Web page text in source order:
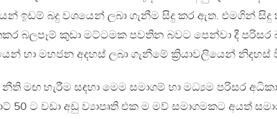
ඉඩම් බදු වශයෙන් ලබා ගැනීම සිදු කර ඇත. එමගින්
බලපෑම් කුඩා මට්ටමක පවතින බවට පෙන්වා දී පරිසර
හා මහජන අදහස් ලබා ගැනීමේ ක්‍රියාවලියෙන් නිදහස්
නීති මඟ හැරීම සඳහා මෙම සමාගම් හා මධ්‍යම පරිසර
50 ට වඩා අඩු ව්‍යාපෘති එක ම මව් සමාගමකට අයත්